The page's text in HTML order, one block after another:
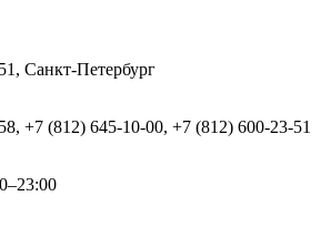
Санкт-Петербург
+7 (812) 645-10-00, +7 (812) 600-23-51